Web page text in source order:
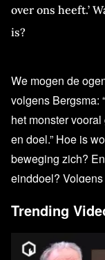
over ons heeft.’
is?
We mogen de
volgens Bergsma:
het monster
en doel.” Hoe is
beweging zich?
einddoel?
Het is daarom
laten gaan,
Trending